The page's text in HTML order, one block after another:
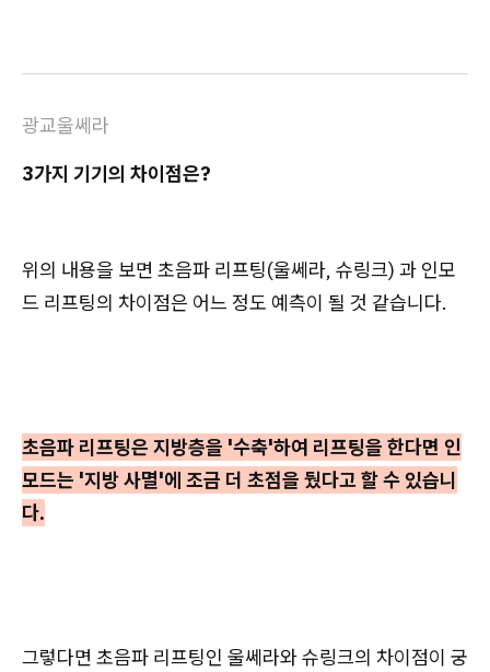
광교울쎄라
3가지 기기의 차이점은?
위의 내용을 보면 초음파 리프팅(울쎄라, 슈링크) 과 인모
드 리프팅의 차이점은 어느 정도 예측이 될 것 같습니다.
초음파 리프팅은 지방층을 '수축'하여 리프팅을 한다면 인
모드는 '지방 사멸'에 조금 더 초점을 뒀다고 할 수 있습니
다.
그렇다면 초음파 리프팅인 울쎄라와 슈링크의 차이점이 궁